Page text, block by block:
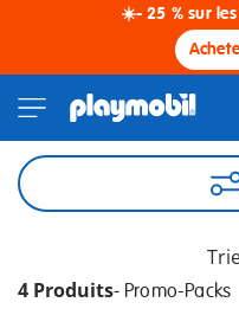
☀️- 25 % sur
4 Produits- Promo-Packs